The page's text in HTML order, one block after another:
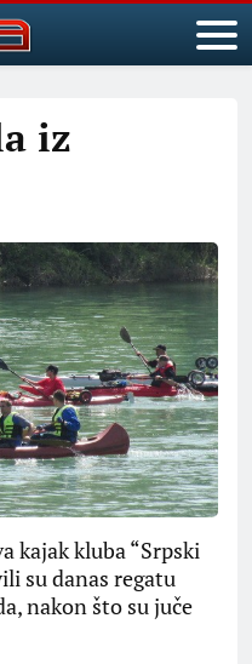
iz
kajak kluba “Srpski
su danas regatu
nakon što su juče